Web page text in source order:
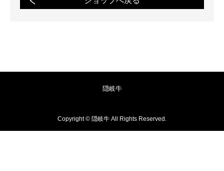
隠岐牛
Copyright © 隠岐牛 All Rights Reserved.